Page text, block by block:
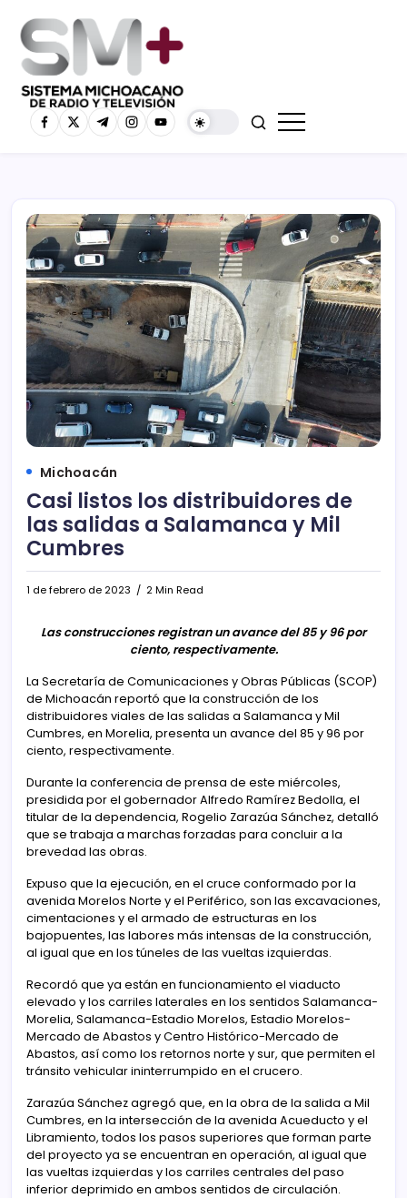
Michoacán
Casi listos los distribuidores de
las salidas a Salamanca y Mil
Cumbres
1 de febrero de 2023 2 Min Read
Las construcciones registran un avance del 85 y 96 por
ciento, respectivamente.
La Secretaría de Comunicaciones y Obras Públicas (SCOP)
de Michoacán reportó que la construcción de los
distribuidores viales de las salidas a Salamanca y Mil
Cumbres, en Morelia, presenta un avance del 85 y 96 por
ciento, respectivamente.
Durante la conferencia de prensa de este miércoles,
presidida por el gobernador Alfredo Ramírez Bedolla, el
titular de la dependencia, Rogelio Zarazúa Sánchez, detalló
que se trabaja a marchas forzadas para concluir a la
brevedad las obras.
Expuso que la ejecución, en el cruce conformado por la
avenida Morelos Norte y el Periférico, son las excavaciones,
cimentaciones y el armado de estructuras en los
bajopuentes, las labores más intensas de la construcción,
al igual que en los túneles de las vueltas izquierdas.
Recordó que ya están en funcionamiento el viaducto
elevado y los carriles laterales en los sentidos Salamanca-
Morelia, Salamanca-Estadio Morelos, Estadio Morelos-
Mercado de Abastos y Centro Histórico-Mercado de
Abastos, así como los retornos norte y sur, que permiten el
tránsito vehicular ininterrumpido en el crucero.
Zarazúa Sánchez agregó que, en la obra de la salida a Mil
Cumbres, en la intersección de la avenida Acueducto y el
Libramiento, todos los pasos superiores que forman parte
del proyecto ya se encuentran en operación, al igual que
las vueltas izquierdas y los carriles centrales del paso
inferior deprimido en ambos sentidos de circulación.